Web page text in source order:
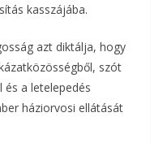
kasszájába.
azt diktálja, hogy
szót
a letelepedés
háziorvosi ellátását